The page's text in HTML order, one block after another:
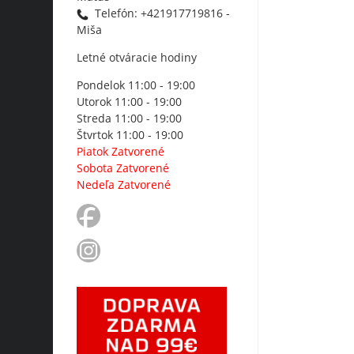
Telefón: +421917719816 -
Miša
Letné otváracie hodiny
Pondelok 11:00 - 19:00
Utorok 11:00 - 19:00
Streda 11:00 - 19:00
Štvrtok 11:00 - 19:00
Piatok Zatvorené
Sobota Zatvorené
Nedeľa Zatvorené